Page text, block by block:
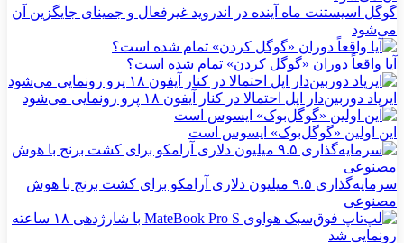
گوگل اسیستنت ماه آینده در اندروید غیرفعال و جمینای جایگزین آن
می‌شود
آیا واقعاً دوران «گوگل کردن» تمام شده است؟
ایرپاد دوربین‌دار اپل احتمالا در کنار آیفون ۱۸ پرو رونمایی می‌شود
این اولین «گوگل‌بوک» ایسوس است
سرمایه‌گذاری ۹.۵ میلیون دلاری آرامکو برای کشت برنج با هوش
مصنوعی